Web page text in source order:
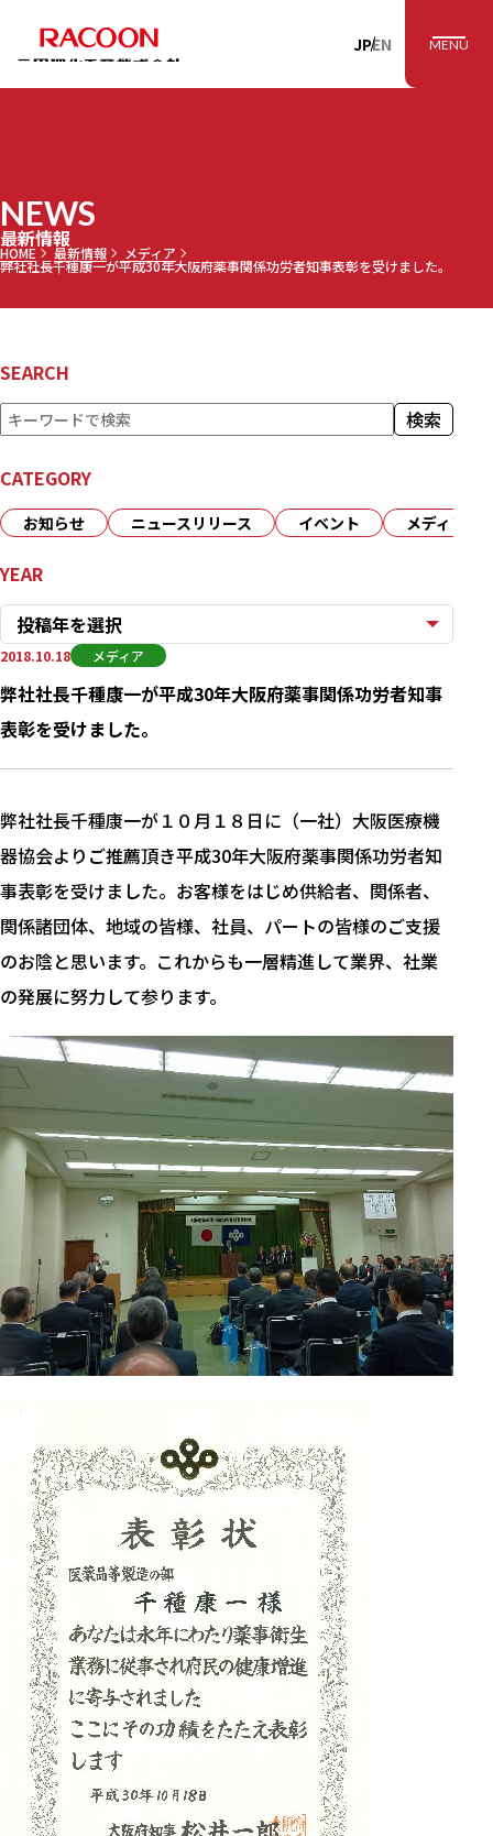
RACOON 三田理
JPEN MENU
NEWS
最新情報
HOME 最新情報 メディア
弊社社長千種康一が平成30年大阪府薬事関係功労者知事表彰を受けました。
SEARCH
検
索 検索
CATEGORY
お知らせ ニュースリリース イベント メディア
YEAR
投稿年を選択
弊社社長千種康一が平成30年大阪府薬事関係功労者知事
表彰を受けました。
2018.10.18 メディア
弊社社長千種康一が１０月１８日に（一社）大阪医療機
器協会よりご推薦頂き平成30年大阪府薬事関係功労者知
事表彰を受けました。お客様をはじめ供給者、関係者、
関係諸団体、地域の皆様、社員、パートの皆様のご支援
のお陰と思います。これからも一層精進して業界、社業
の発展に努力して参ります。